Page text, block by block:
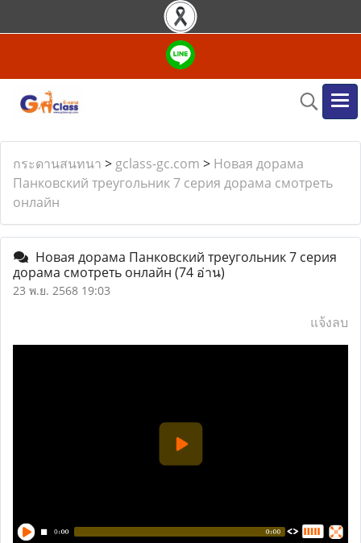
กระดานสนทนา > gclass-gc.com > Новая дорама
Панковский треугольник 7 серия дорама смотреть
онлайн
Новая дорама Панковский треугольник 7 серия
дорама смотреть онлайн (74 อ่าน)
23 พ.ย. 2568 19:03
แจ้งลบ